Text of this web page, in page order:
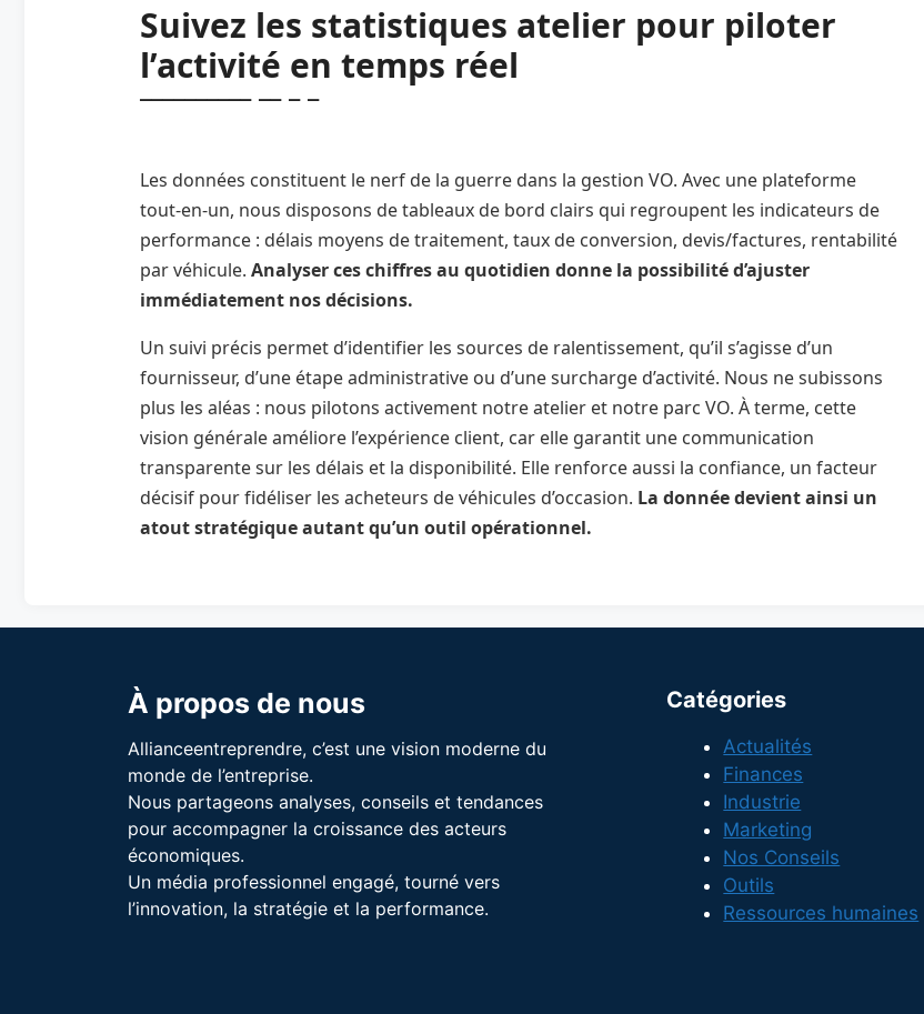
Suivez les statistiques atelier pour piloter
l’activité en temps réel
Les données constituent le nerf de la guerre dans la gestion VO. Avec une plateforme
tout-en-un, nous disposons de tableaux de bord clairs qui regroupent les indicateurs de
performance : délais moyens de traitement, taux de conversion, devis/factures, rentabilité
par véhicule. Analyser ces chiffres au quotidien donne la possibilité d’ajuster
immédiatement nos décisions.
Un suivi précis permet d’identifier les sources de ralentissement, qu’il s’agisse d’un
fournisseur, d’une étape administrative ou d’une surcharge d’activité. Nous ne subissons
plus les aléas : nous pilotons activement notre atelier et notre parc VO. À terme, cette
vision générale améliore l’expérience client, car elle garantit une communication
transparente sur les délais et la disponibilité. Elle renforce aussi la confiance, un facteur
décisif pour fidéliser les acheteurs de véhicules d’occasion. La donnée devient ainsi un
atout stratégique autant qu’un outil opérationnel.
À propos de nous
Allianceentreprendre, c’est une vision moderne du
monde de l’entreprise.
Nous partageons analyses, conseils et tendances
pour accompagner la croissance des acteurs
économiques.
Un média professionnel engagé, tourné vers
l’innovation, la stratégie et la performance.
Catégories
Actualités
Finances
Industrie
Marketing
Nos Conseils
Outils
Ressources humaines